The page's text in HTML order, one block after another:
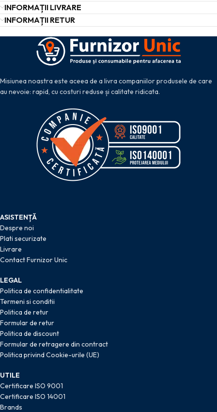
INFORMAȚII LIVRARE
INFORMAȚII RETUR
Misiunea noastra este aceea de a livra companiilor produsele de care
au nevoie: rapid, cu costuri reduse și calitate ridicata.
ASISTENȚĂ
Despre noi
Plati securizate
Livrare
Contact Furnizor Unic
LEGAL
Politica de confidentialitate
Termeni si conditii
Politica de retur
Formular de retur
Politica de discount
Formular de retragere din contract
Politica privind Cookie-urile (UE)
UTILE
Certificare ISO 9001
Certificare ISO 14001
Brands